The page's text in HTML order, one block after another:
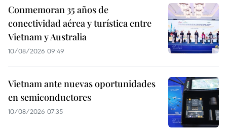
Conmemoran 35 años de
conectividad aérea y turística entre
Vietnam y Australia
10/08/2026 09:49
Vietnam ante nuevas oportunidades
en semiconductores
10/08/2026 07:35